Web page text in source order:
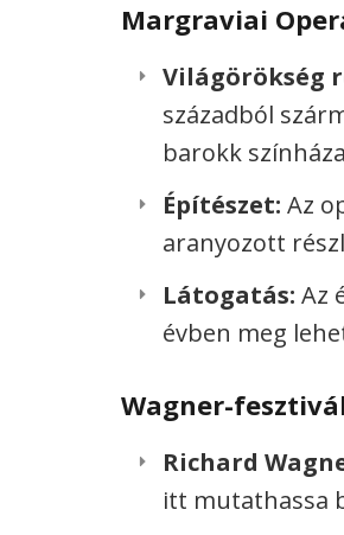
Margraviai
Világörökség
századból
barokk
Építészet: Az
aranyozott
Látogatás: Az
évben meg
Wagner-
Richard
itt mutathassa